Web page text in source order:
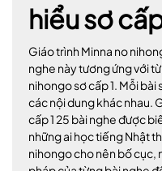
hiểu sơ
Giáo trình Minna no
nghe này tương ứng với
nihongo sơ cấp 1. Mỗi
các nội dung khác nhau.
cấp 1 25 bài nghe được
những ai học tiếng Nhật
nihongo cho nên bố cục,